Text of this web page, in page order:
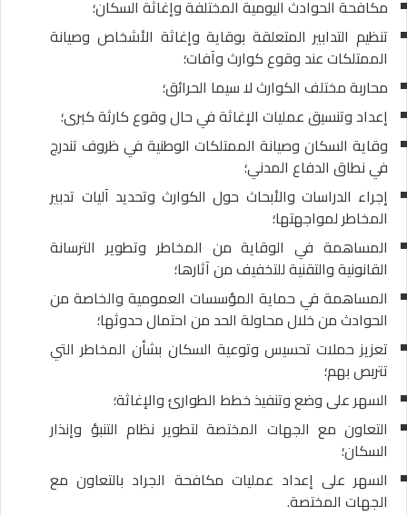
مكافحة الحوادث اليومية المختلفة وإغاثة السكان؛
تنظيم التدابير المتعلقة بوقاية وإغاثة الأشخاص وصيانة
الممتلكات عند وقوع كوارث وآفات؛
محاربة مختلف الكوارث لا سيما الحرائق؛
إعداد وتنسيق عمليات الإغاثة في حال وقوع كارثة كبرى؛
وقاية السكان وصيانة الممتلكات الوطنية في ظروف تندرج
في نطاق الدفاع المدني؛
إجراء الدراسات والأبحاث حول الكوارث وتحديد آليات تدبير
المخاطر لمواجهتها؛
المساهمة في الوقاية من المخاطر وتطوير الترسانة
القانونية والتقنية للتخفيف من آثارها؛
المساهمة في حماية المؤسسات العمومية والخاصة من
الحوادث من خلال محاولة الحد من احتمال حدوثها؛
تعزيز حملات تحسيس وتوعية السكان بشأن المخاطر التي
تتربص بهم؛
السهر على وضع وتنفيذ خطط الطوارئ والإغاثة؛
التعاون مع الجهات المختصة لتطوير نظام التنبؤ وإنذار
السكان؛
السهر على إعداد عمليات مكافحة الجراد بالتعاون مع
الجهات المختصة.